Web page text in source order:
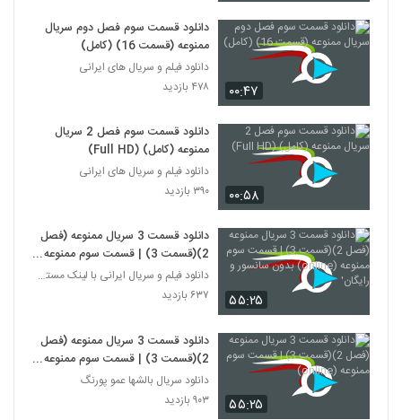
۰۰:۴۷
دانلود قسمت سوم فصل دوم سریال
ممنوعه (قسمت 16) (کامل)
دانلود فیلم و سریال های ایرانی
۴۷۸ بازدید
۰۰:۵۸
دانلود قسمت سوم فصل 2 سریال
ممنوعه (کامل) (Full HD)
دانلود فیلم و سریال های ایرانی
۳۹۰ بازدید
۵۵:۲۵
دانلود قسمت 3 سریال ممنوعه (فصل
2)(قسمت 3) | قسمت سوم ممنوعه
(online) بدون سانسور و رایگان'
دانلود فیلم و سریال ایرانی با لینک مستقیم
۶۳۷ بازدید
۵۵:۲۵
دانلود قسمت 3 سریال ممنوعه (فصل
2)(قسمت 3) | قسمت سوم ممنوعه
(online)
دانلود سریال بالشها عمو پورنگ
۹۰۳ بازدید